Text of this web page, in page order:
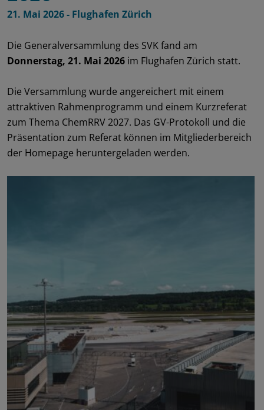
21. Mai 2026 - Flughafen Zürich
Die Generalversammlung des SVK fand am
Donnerstag, 21. Mai 2026 im Flughafen Zürich statt.
Die Versammlung wurde angereichert mit einem
attraktiven Rahmenprogramm und einem Kurzreferat
zum Thema ChemRRV 2027. Das GV-Protokoll und die
Präsentation zum Referat können im Mitgliederbereich
der Homepage heruntergeladen werden.